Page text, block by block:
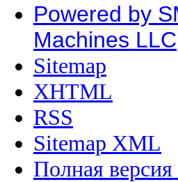
Powered by
Machines LLC
Sitemap
XHTML
RSS
Sitemap XML
Полная версия